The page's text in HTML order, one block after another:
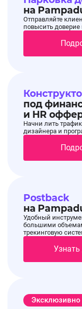
на
Отправляйте
повысить
под
и HR
Начни лить
дизайнера и
Postback
на
Удобный
большими
трекинговую
Узнать
Эксклюзивно